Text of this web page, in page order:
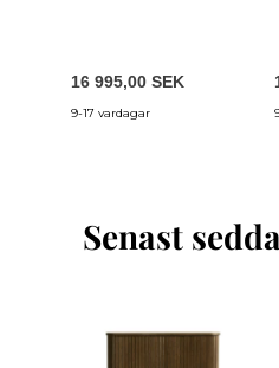
16 995,00 SEK
9-17 vardagar
Senast